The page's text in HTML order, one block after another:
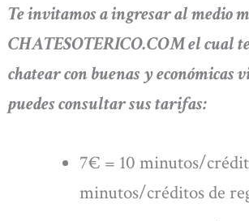
Te invitamos a ingresar al medio
CHATESOTERICO.COM el cual
chatear con buenas y económicas
puedes consultar sus tarifas:
7€ = 10 minutos/
minutos/créditos de